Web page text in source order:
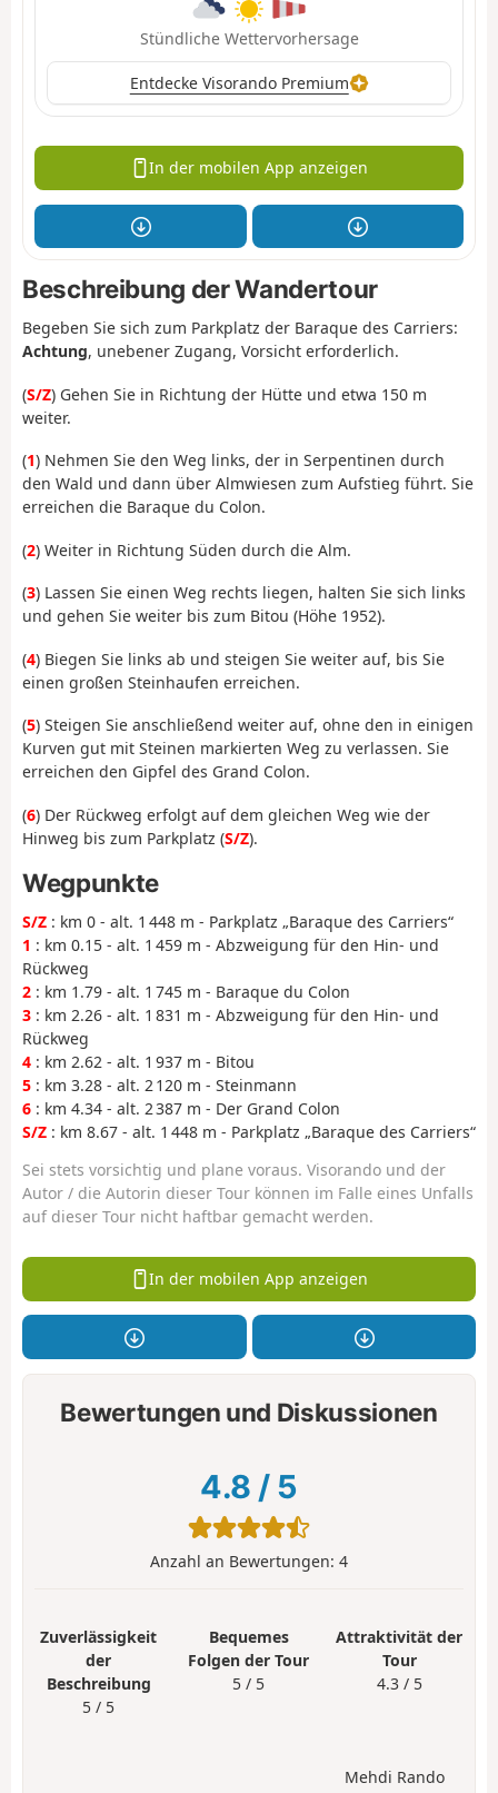
Stündliche Wettervorhersage
Entdecke Visorando Premium
In der mobilen App anzeigen
Beschreibung der Wandertour
Begeben Sie sich zum Parkplatz der Baraque des Carriers:
Achtung, unebener Zugang, Vorsicht erforderlich.
(S/Z) Gehen Sie in Richtung der Hütte und etwa 150 m
weiter.
(1) Nehmen Sie den Weg links, der in Serpentinen durch
den Wald und dann über Almwiesen zum Aufstieg führt. Sie
erreichen die Baraque du Colon.
(2) Weiter in Richtung Süden durch die Alm.
(3) Lassen Sie einen Weg rechts liegen, halten Sie sich links
und gehen Sie weiter bis zum Bitou (Höhe 1952).
(4) Biegen Sie links ab und steigen Sie weiter auf, bis Sie
einen großen Steinhaufen erreichen.
(5) Steigen Sie anschließend weiter auf, ohne den in einigen
Kurven gut mit Steinen markierten Weg zu verlassen. Sie
erreichen den Gipfel des Grand Colon.
(6) Der Rückweg erfolgt auf dem gleichen Weg wie der
Hinweg bis zum Parkplatz (S/Z).
Wegpunkte
S/Z : km 0 - alt. 1 448 m - Parkplatz „Baraque des Carriers“
1 : km 0.15 - alt. 1 459 m - Abzweigung für den Hin- und
Rückweg
2 : km 1.79 - alt. 1 745 m - Baraque du Colon
3 : km 2.26 - alt. 1 831 m - Abzweigung für den Hin- und
Rückweg
4 : km 2.62 - alt. 1 937 m - Bitou
5 : km 3.28 - alt. 2 120 m - Steinmann
6 : km 4.34 - alt. 2 387 m - Der Grand Colon
S/Z : km 8.67 - alt. 1 448 m - Parkplatz „Baraque des Carriers“
Sei stets vorsichtig und plane voraus. Visorando und der
Autor / die Autorin dieser Tour können im Falle eines Unfalls
auf dieser Tour nicht haftbar gemacht werden.
In der mobilen App anzeigen
Bewertungen und Diskussionen
4.8 / 5
Anzahl an Bewertungen: 4
Zuverlässigkeit
der
Beschreibung
5 / 5
Bequemes
Folgen der Tour
5 / 5
Attraktivität der
Tour
4.3 / 5
Mehdi Rando